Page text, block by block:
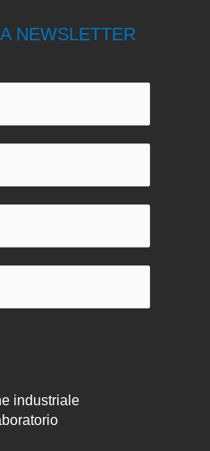
NEWSLETTER
industriale